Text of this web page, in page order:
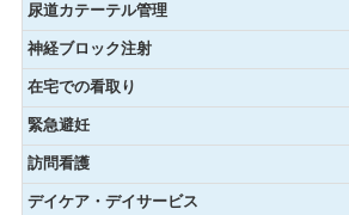
尿道カテーテル管理
神経ブロック注射
在宅での看取り
緊急避妊
訪問看護
デイケア・デイサービス